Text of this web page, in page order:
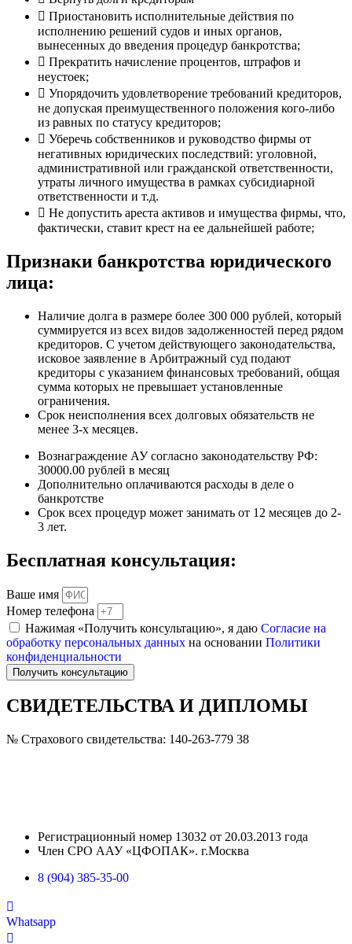
Приостановить исполнительные действия по
исполнению решений судов и иных органов,
вынесенных до введения процедур банкротства;
Прекратить начисление процентов, штрафов и
неустоек;
Упорядочить удовлетворение требований кредиторов,
не допуская преимущественного положения кого-либо
из равных по статусу кредиторов;
Уберечь собственников и руководство фирмы от
негативных юридических последствий: уголовной,
административной или гражданской ответственности,
утраты личного имущества в рамках субсидиарной
ответственности и т.д.
Не допустить ареста активов и имущества фирмы, что,
фактически, ставит крест на ее дальнейшей работе;
Признаки банкротства юридического
лица:
Наличие долга в размере более 300 000 рублей, который
суммируется из всех видов задолженностей перед рядом
кредиторов. С учетом действующего законодательства,
исковое заявление в Арбитражный суд подают
кредиторы с указанием финансовых требований, общая
сумма которых не превышает установленные
ограничения.
Срок неисполнения всех долговых обязательств не
менее 3-х месяцев.
Вознаграждение АУ согласно законодательству РФ:
30000.00 рублей в месяц
Дополнительно оплачиваются расходы в деле о
банкротстве
Срок всех процедур может занимать от 12 месяцев до 2-
3 лет.
Бесплатная консультация:
Ваше имя
Номер телефона
Нажимая «Получить консультацию», я даю Согласие на
обработку персональных данных на основании Политики
конфиденциальности
Получить консультацию
СВИДЕТЕЛЬСТВА И ДИПЛОМЫ
№ Страхового свидетельства: 140-263-779 38
Регистрационный номер 13032 от 20.03.2013 года
Член СРО ААУ «ЦФОПАК». г.Москва
8 (904) 385-35-00
Whatsapp